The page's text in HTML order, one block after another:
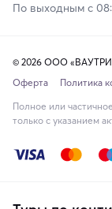
По выходным с
© 2026 ООО
Оферта
Политика
Полное или
только с указанием